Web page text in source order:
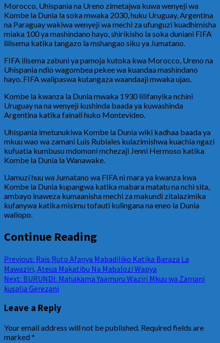
Morocco, Uhispania na Ureno zimetajwa kuwa wenyeji wa
Kombe la Dunia la soka mwaka 2030, huku Uruguay, Argentina
na Paraguay wakiwa wenyeji wa mechi za ufunguzi kuadhimisha
miaka 100 ya mashindano hayo, shirikisho la soka duniani FIFA
lilisema katika tangazo la mshangao siku ya Jumatano.
FIFA ilisema zabuni ya pamoja kutoka kwa Morocco, Ureno na
Uhispania ndio wagombea pekee wa kuandaa mashindano
hayo. FIFA walipaswa kutangaza waandaaji mwaka ujao.
Kombe la kwanza la Dunia mwaka 1930 lilifanyika nchini
Uruguay na na wenyeji kushinda baada ya kuwashinda
Argentina katika fainali huko Montevideo.
Uhispania imetunukiwa Kombe la Dunia wiki kadhaa baada ya
mkuu wao wa zamani Luis Rubiales kulazimishwa kuachia ngazi
kufuatia kumbusu mdomoni mchezaji Jenni Hermoso katika
Kombe la Dunia la Wanawake.
Uamuzi huu wa Jumatano wa FIFA ni mara ya kwanza kwa
Kombe la Dunia kupangwa katika mabara matatu na nchi sita,
ambayo inaweza kumaanisha mechi za makundi zitalazimika
kufanywa katika misimu tofauti kulingana na eneo la Dunia
waliopo.
Continue Reading
Previous: Rais Ruto Afanya Mabadiliko Katika Baraza La
Mawaziri, Ateua Makatibu Na Mabalozi Wapya
Next: BURUNDI: Mahakama Yaamuru Waziri Mkuu wa Zamani
kusalia Gerezani
Leave a Reply
Your email address will not be published. Required fields are
marked*